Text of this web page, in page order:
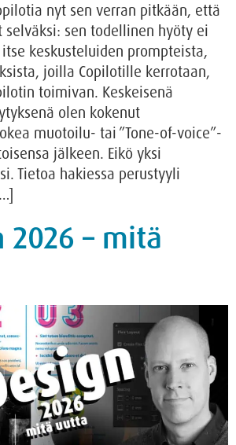
nyt sen verran pitkään, että
sen todellinen hyöty ei
keskusteluiden prompteista,
joilla Copilotille kerrotaan,
toimivan. Keskeisenä
olen kokenut
muotoilu- tai ”Tone-of-voice”-
jälkeen. Eikö yksi
Tietoa hakiessa perustyyli
2026 – mitä